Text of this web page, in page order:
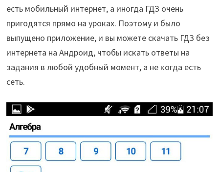
есть мобильный интернет, а иногда ГДЗ очень
пригодятся прямо на уроках. Поэтому и было
выпущено приложение, и вы можете скачать ГДЗ без
интернета на Андроид, чтобы искать ответы на
задания в любой удобный момент, а не когда есть
сеть.